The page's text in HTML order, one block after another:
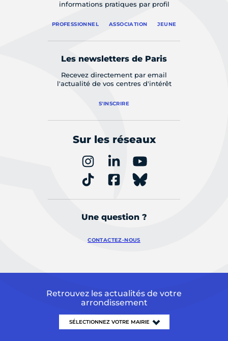
informations pratiques par profil
PROFESSIONNEL ASSOCIATION JEUNE
Les newsletters de Paris
Recevez directement par email
l'actualité de vos centres d'intérêt
S'INSCRIRE
Sur les réseaux
Une question ?
CONTACTEZ-NOUS
Retrouvez les actualités de votre
arrondissement